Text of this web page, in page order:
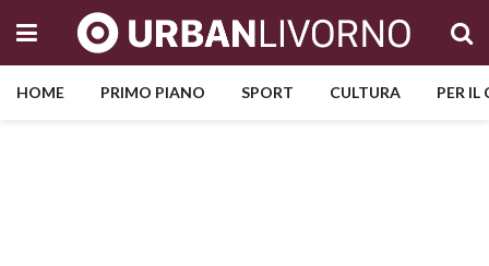
HOME PRIMO PIANO SPORT CULTURA PER